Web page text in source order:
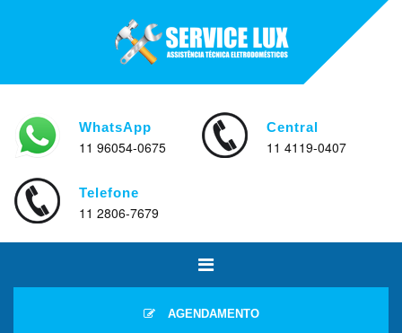
WhatsApp
11 96054-0675
Central
11 4119-0407
Telefone
11 2806-7679
AGENDAMENTO